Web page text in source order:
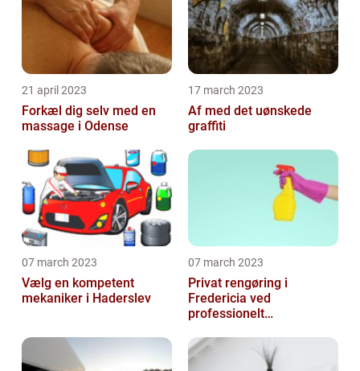
21 april 2023
Forkæl dig selv med en
massage i Odense
17 march 2023
Af med det uønskede
graffiti
07 march 2023
Vælg en kompetent
mekaniker i Haderslev
07 march 2023
Privat rengøring i
Fredericia ved
professionelt